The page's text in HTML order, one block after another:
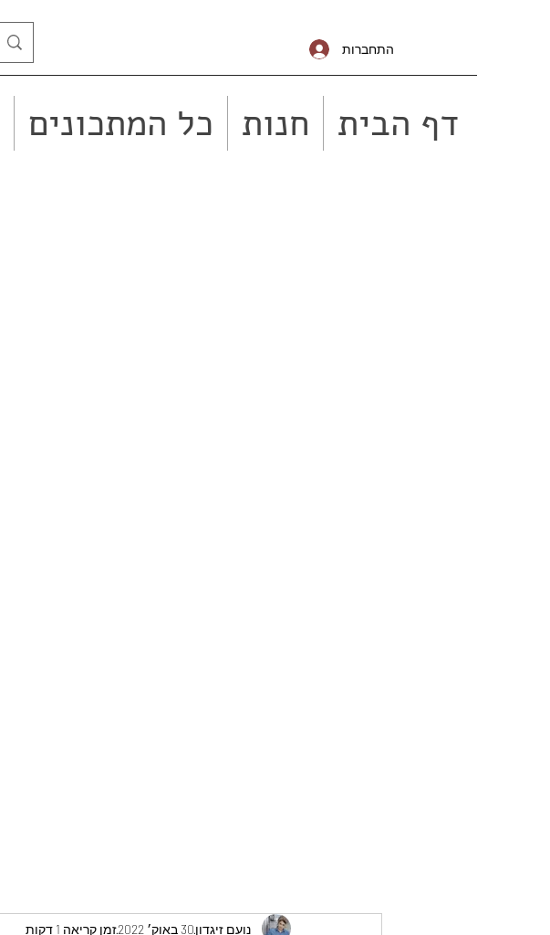
התחברות
דף הבית חנות כל המתכונים
נועם זיגדון30 באוק׳ 2022 זמן קריאה 1 דקות